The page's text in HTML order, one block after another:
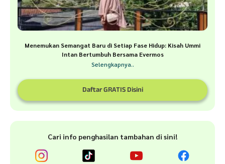
Menemukan Semangat Baru di Setiap Fase Hidup: Kisah Ummi
Intan Bertumbuh Bersama Evermos
Selengkapnya..
Daftar GRATIS Disini
Cari info penghasilan tambahan di sini!